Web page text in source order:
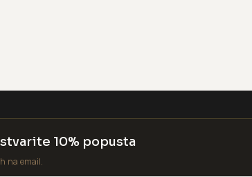
10% popusta
na email.